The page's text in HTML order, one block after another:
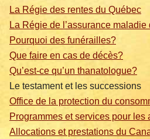
La Régie des rentes du Québec
La Régie de l’assurance maladie
Pourquoi des funérailles?
Que faire en cas de décès?
Qu’est-ce qu’un thanatologue?
Le testament et les successions
Office de la protection du
Programmes et services pour les
Allocations et prestations du